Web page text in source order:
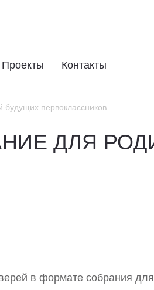
Проекты Контакты
первоклассников
ДЛЯ
в формате собрания